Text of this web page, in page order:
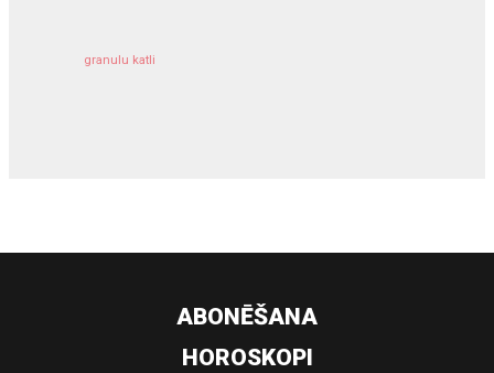
granulu katli
ABONĒŠANA
HOROSKOPI